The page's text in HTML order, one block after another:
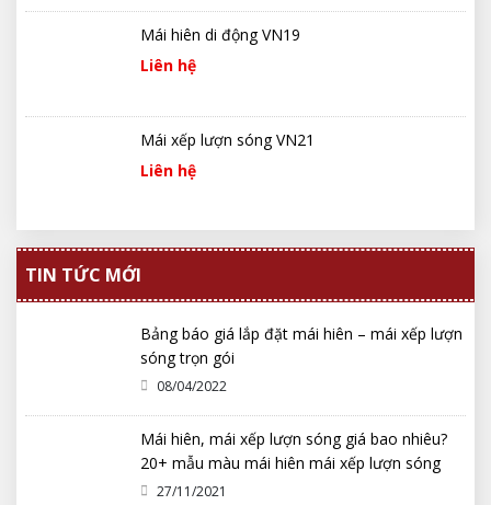
Mái hiên di động VN19
Liên hệ
Mái xếp lượn sóng VN21
Liên hệ
TIN TỨC MỚI
Bảng báo giá lắp đặt mái hiên – mái xếp lượn
sóng trọn gói
08/04/2022
Mái hiên, mái xếp lượn sóng giá bao nhiêu?
20+ mẫu màu mái hiên mái xếp lượn sóng
2022 đẹp nhất
27/11/2021